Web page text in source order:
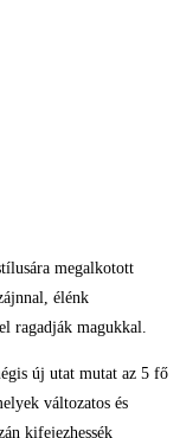
megalkotott
élénk
ragadják magukkal.
új utat mutat az 5 fő
változatos és
kifejezhessék